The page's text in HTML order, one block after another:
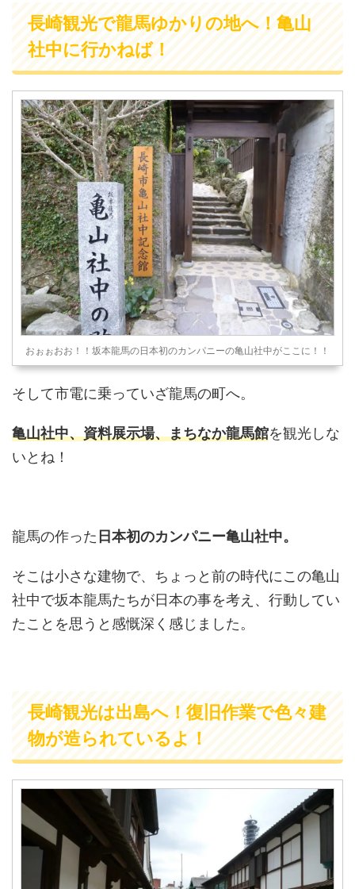
長崎観光で龍馬ゆかりの地へ！亀山
社中に行かねば！
おぉぉおお！！坂本龍馬の日本初のカンパニーの亀山社中がここに！！
そして市電に乗っていざ龍馬の町へ。
亀山社中、資料展示場、まちなか龍馬館を観光しな
いとね！
龍馬の作った 日本初のカンパニー亀山社中。
そこは小さな建物で、ちょっと前の時代にこの亀山
社中で坂本龍馬たちが日本の事を考え、行動してい
たことを思うと感慨深く感じました。
長崎観光は出島へ！復旧作業で色々建
物が造られているよ！